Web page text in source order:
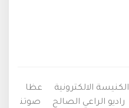
الكنيسة الالكترونية
عظا
راديو الراعي الصالح
صوتن